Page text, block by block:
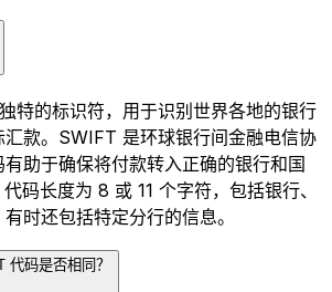
特的标识符，用于识别世界各地的银行
款。SWIFT 是环球银行间金融电信协
助于确保将付款转入正确的银行和国
码长度为 8 或 11 个字符，包括银行、
时还包括特定分行的信息。
代码是否相同？